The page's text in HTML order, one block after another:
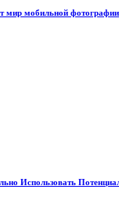
мир мобильной фотографии
Использовать